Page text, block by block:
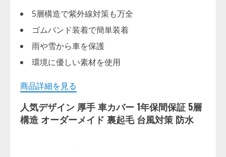
5層構造で紫外線対策も万全
ゴムバンド装着で簡単装着
雨や雪から車を保護
環境に優しい素材を使用
商品詳細を見る
人気デザイン 厚手 車カバー 1年保間保証 5層
構造 オーダーメイド 裏起毛 台風対策 防水